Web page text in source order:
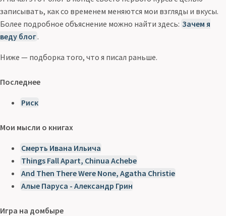
записывать, как со временем меняются мои взгляды и вкусы.
Более подробное объяснение можно найти здесь: Зачем я
веду блог.
Ниже — подборка того, что я писал раньше.
Последнее
Риск
Мои мысли о книгах
Смерть Ивана Ильича
Things Fall Apart, Chinua Achebe
And Then There Were None, Agatha Christie
Алые Паруса - Александр Грин
Игра на домбыре